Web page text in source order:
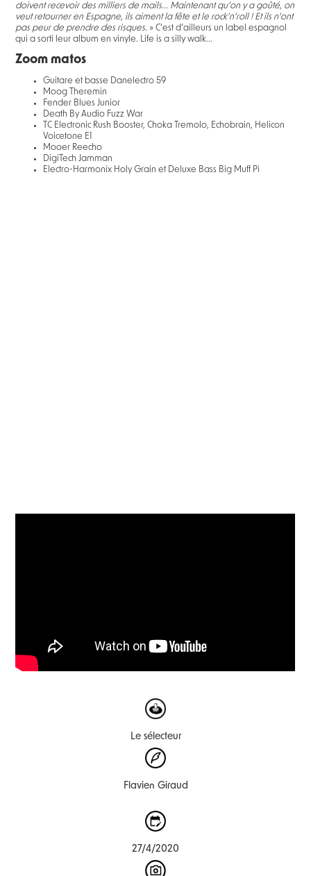
doivent recevoir des milliers de mails... Maintenant qu’on y a goûté, on
veut retourner en Espagne, ils aiment la fête et le rock’n’roll ! Et ils n’ont
pas peur de prendre des risques. » C’est d’ailleurs un label espagnol
qui a sorti leur album en vinyle. Life is a silly walk...
Zoom matos
Guitare et basse Danelectro 59
Moog Theremin
Fender Blues Junior
Death By Audio Fuzz War
TC Electronic Rush Booster, Choka Tremolo, Echobrain, Helicon
Voicetone E1
Mooer Reecho
DigiTech Jamman
Electro-Harmonix Holy Grain et Deluxe Bass Big Muff Pi
Le sélecteur
Flavien Giraud
27/4/2020